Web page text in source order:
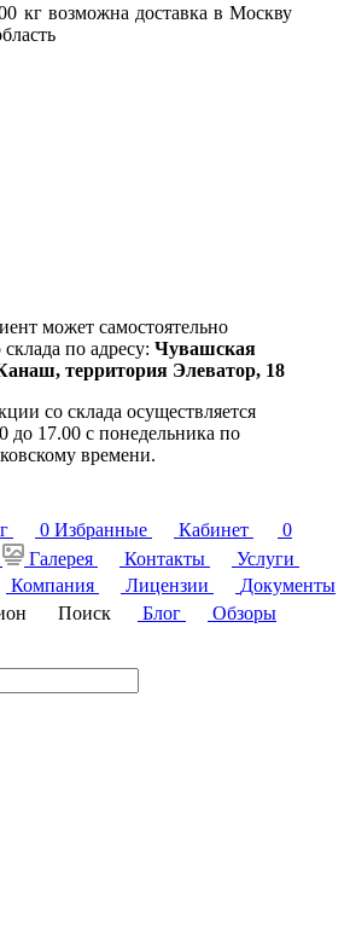
кг возможна доставка в Москву
может самостоятельно
склада по адресу: Чувашская
территория Элеватор, 18
со склада осуществляется
до 17.00 с понедельника по
времени.
0 Избранные Кабинет
0
Галерея Контакты
Услуги
Компания Лицензии
Документы
Поиск Блог
Обзоры